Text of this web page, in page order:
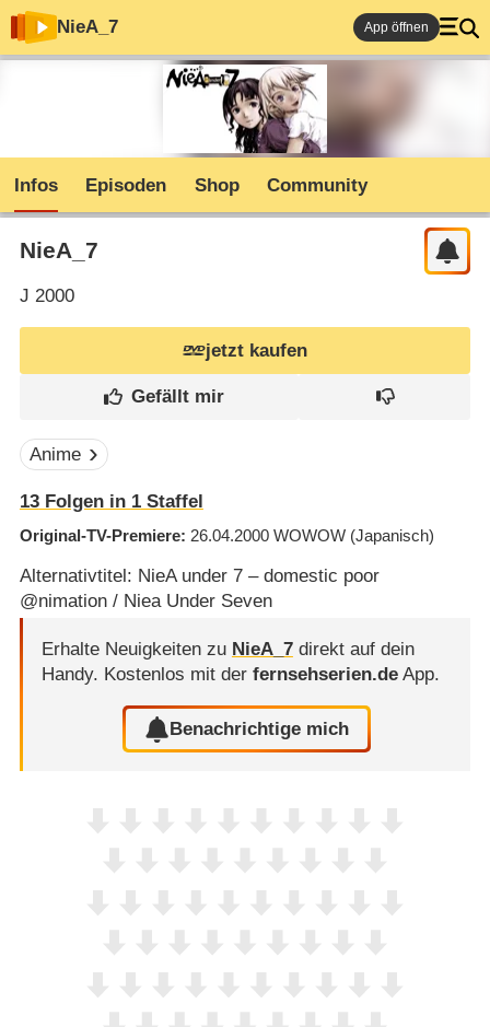
NieA_7 App öffnen
Infos Episoden Shop Community
NieA_7
J 2000
jetzt kaufen
Anime
13Folgen in 1Staffel
Original-TV-Premiere 26.04.2000 WOWOW (Japanisch)
Alternativtitel: NieA under 7 – domestic poor
@nimation / Niea Under Seven
Erhalte Neuigkeiten zu NieA_7direkt auf dein
Handy. Kostenlos mit der fernsehserien.deApp.
Benachrichtige mich